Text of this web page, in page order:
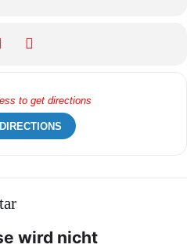
wird nicht